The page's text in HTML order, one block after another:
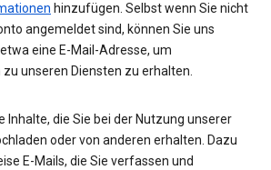
hinzufügen. Selbst wenn Sie nicht
angemeldet sind, können Sie uns
eine E-Mail-Adresse, um
unseren Diensten zu erhalten.
Inhalte, die Sie bei der Nutzung unserer
oder von anderen erhalten. Dazu
E-Mails, die Sie verfassen und